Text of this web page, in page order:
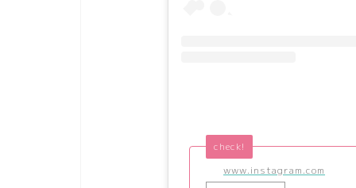
www.instagram.com
check!